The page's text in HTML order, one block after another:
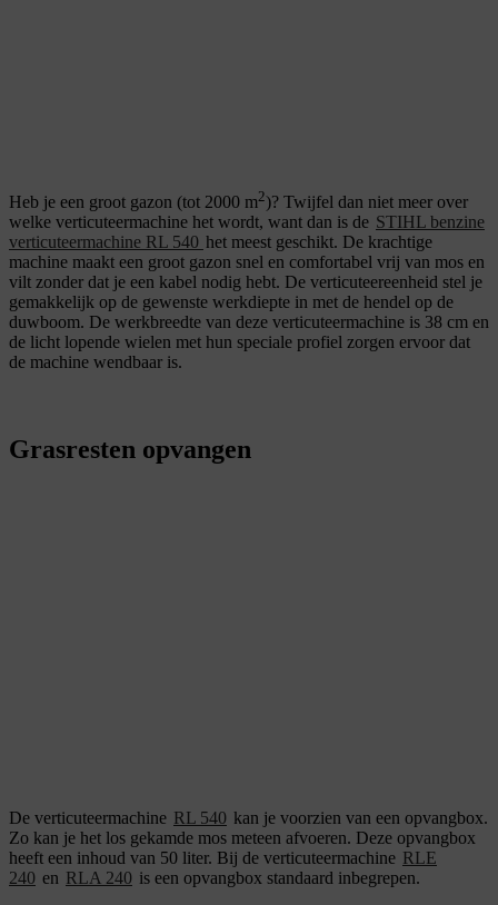
Heb je een groot gazon (tot 2000 m2)? Twijfel dan niet meer over
welke verticuteermachine het wordt, want dan is de STIHL benzine
verticuteermachine RL 540 het meest geschikt. De krachtige
machine maakt een groot gazon snel en comfortabel vrij van mos en
vilt zonder dat je een kabel nodig hebt. De verticuteereenheid stel je
gemakkelijk op de gewenste werkdiepte in met de hendel op de
duwboom. De werkbreedte van deze verticuteermachine is 38 cm en
de licht lopende wielen met hun speciale profiel zorgen ervoor dat
de machine wendbaar is.
Grasresten opvangen
De verticuteermachine RL 540 kan je voorzien van een opvangbox.
Zo kan je het los gekamde mos meteen afvoeren. Deze opvangbox
heeft een inhoud van 50 liter. Bij de verticuteermachine RLE
240 en RLA 240 is een opvangbox standaard inbegrepen.